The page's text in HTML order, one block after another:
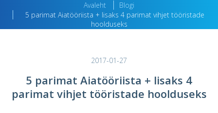
Avaleht
Blogi
5 parimat Aiatööriista + lisaks 4 parimat vihjet tööristade
hoolduseks
2017-01-27
5 parimat Aiatööriista + lisaks 4
parimat vihjet tööristade hoolduseks